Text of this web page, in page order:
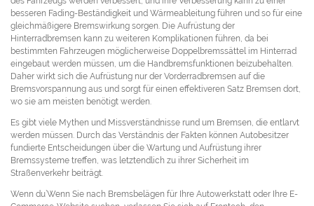
besseren Fading-Beständigkeit und Wärmeableitung führen und so für eine
gleichmäßigere Bremswirkung sorgen. Die Aufrüstung der
Hinterradbremsen kann zu weiteren Komplikationen führen, da bei
bestimmten Fahrzeugen möglicherweise Doppelbremssättel im Hinterrad
eingebaut werden müssen, um die Handbremsfunktionen beizubehalten.
Daher wirkt sich die Aufrüstung nur der Vorderradbremsen auf die
Bremsvorspannung aus und sorgt für einen effektiveren Satz Bremsen dort,
wo sie am meisten benötigt werden.
Es gibt viele Mythen und Missverständnisse rund um Bremsen, die entlarvt
werden müssen. Durch das Verständnis der Fakten können Autobesitzer
fundierte Entscheidungen über die Wartung und Aufrüstung ihrer
Bremssysteme treffen, was letztendlich zu ihrer Sicherheit im
Straßenverkehr beiträgt.
Wenn du’Wenn Sie nach Bremsbelägen für Ihre Autowerkstatt oder Ihre E-